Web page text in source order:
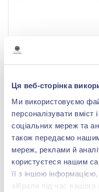
Ця веб-сторінка
Ми використовуємо
персоналізувати вміст
соціальних мереж та
також передаємо
мереж, реклами й
користуєтеся нашим
її з іншою
зібрали під час вашого
Сережки-пусети
9 183,77 грн
Купити
-56%